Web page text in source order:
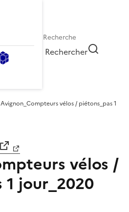
Rechercher
Avignon_Compteurs vélos / piétons_pas 1
vélos /
jour_2020